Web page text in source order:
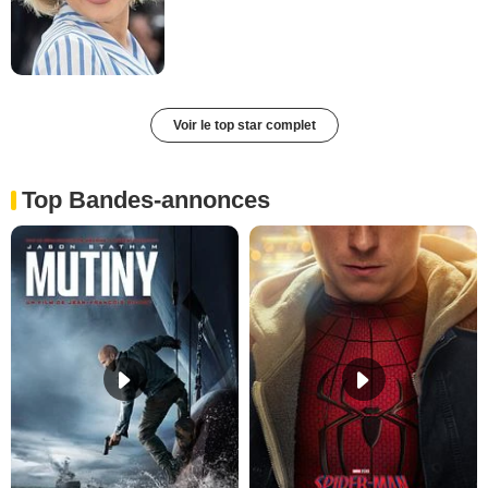
Voir le top star complet
Top Bandes-annonces